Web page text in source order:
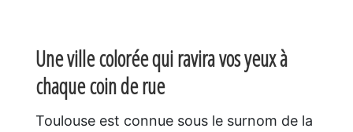
Une ville colorée qui ravira vos yeux à
chaque coin de rue
Toulouse est connue sous le surnom de la